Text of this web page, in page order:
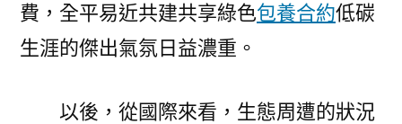
費，全平易近共建共享綠色包養合約低碳
生涯的傑出氣氛日益濃重。
以後，從國際來看，生態周遭的狀況